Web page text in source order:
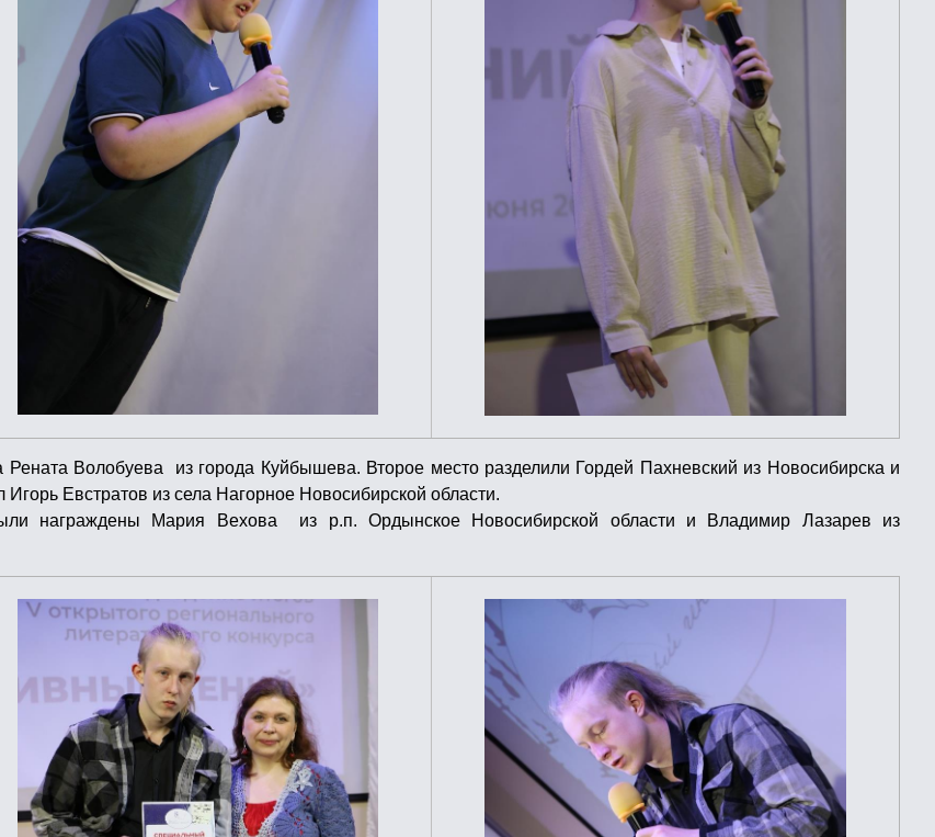
Рената Волобуева из города Куйбышева. Второе место разделили Гордей Пахневский из Новосибирска и
Евстратов из села Нагорное Новосибирской области.
награждены Мария Вехова из р.п. Ордынское Новосибирской области и Владимир Лазарев из